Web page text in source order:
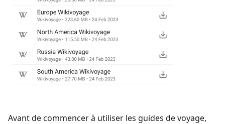
Avant de commencer à utiliser les guides de voyage,